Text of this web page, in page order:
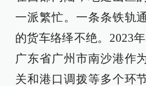
一派繁忙。一条条铁轨
的货车络绎不绝。2023
广东省广州市南沙港作
关和港口调拨等多个环